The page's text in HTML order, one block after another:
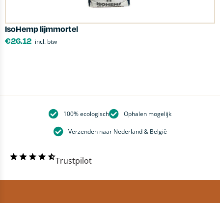
IsoHemp lijmmortel
€26.12 incl. btw
100% ecologisch Ophalen mogelijk
Verzenden naar Nederland & België
Trustpilot